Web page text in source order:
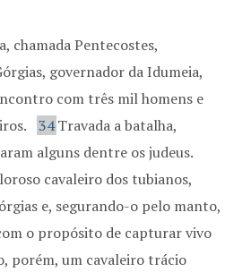
chamada Pentecostes,
governador da Idumeia,
com três mil homens e
34Travada a batalha,
alguns dentre os judeus.
cavaleiro dos tubianos,
e, segurando-o pelo manto,
o propósito de capturar vivo
porém, um cavaleiro trácio